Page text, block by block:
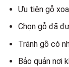
Ưu tiên gỗ
Chọn gỗ đã
Tránh gỗ có
Bảo quản nơi